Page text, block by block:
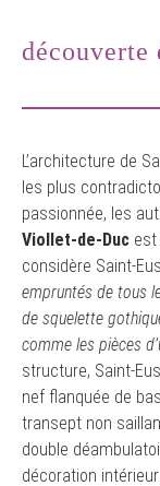
découverte
L’architecture de
les plus
passionnée, les
Viollet-de-Duc est
considère Saint-
empruntés de tous
de squelette
comme les pièces
structure, Saint-
nef flanquée de
transept non
double
décoration